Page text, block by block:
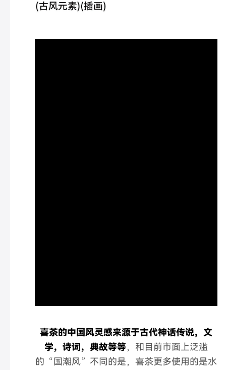
喜茶的中国风灵感来源于古代神话传说，文
学，诗词，典故等等，和目前市面上泛滥
的“国潮风”不同的是，喜茶更多使用的是水